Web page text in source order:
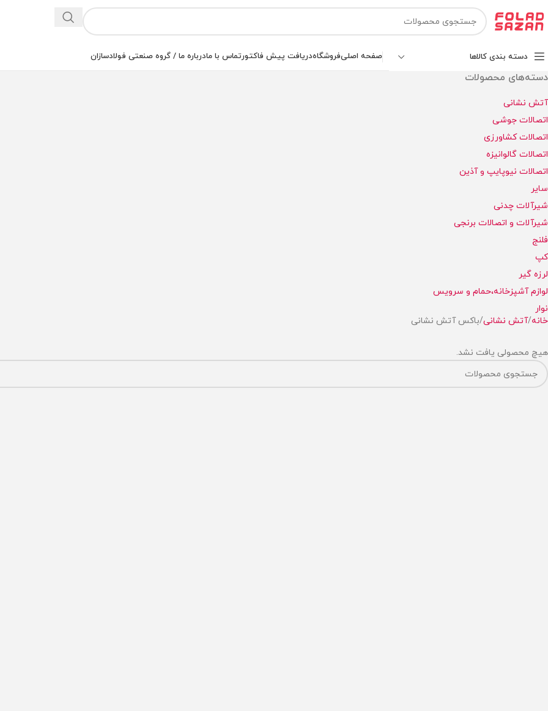
دسته بندی کالاها صفحه اصلیفروشگاهدریافت پیش فاکتورتماس با مادرباره ما / گروه صنعتی فولادسازان
دسته‌های محصولات
آتش نشانی
اتصالات جوشی
اتصالات کشاورزی
اتصالات گالوانیزه
اتصالات نیوپایپ و آذین
سایر
شیرآلات چدنی
شیرآلات و اتصالات برنجی
فلنج
کپ
لرزه گیر
لوازم آشپزخانه،حمام و سرویس
نوار
خانه آتش نشانی باکس آتش نشانی
هیچ محصولی یافت نشد.